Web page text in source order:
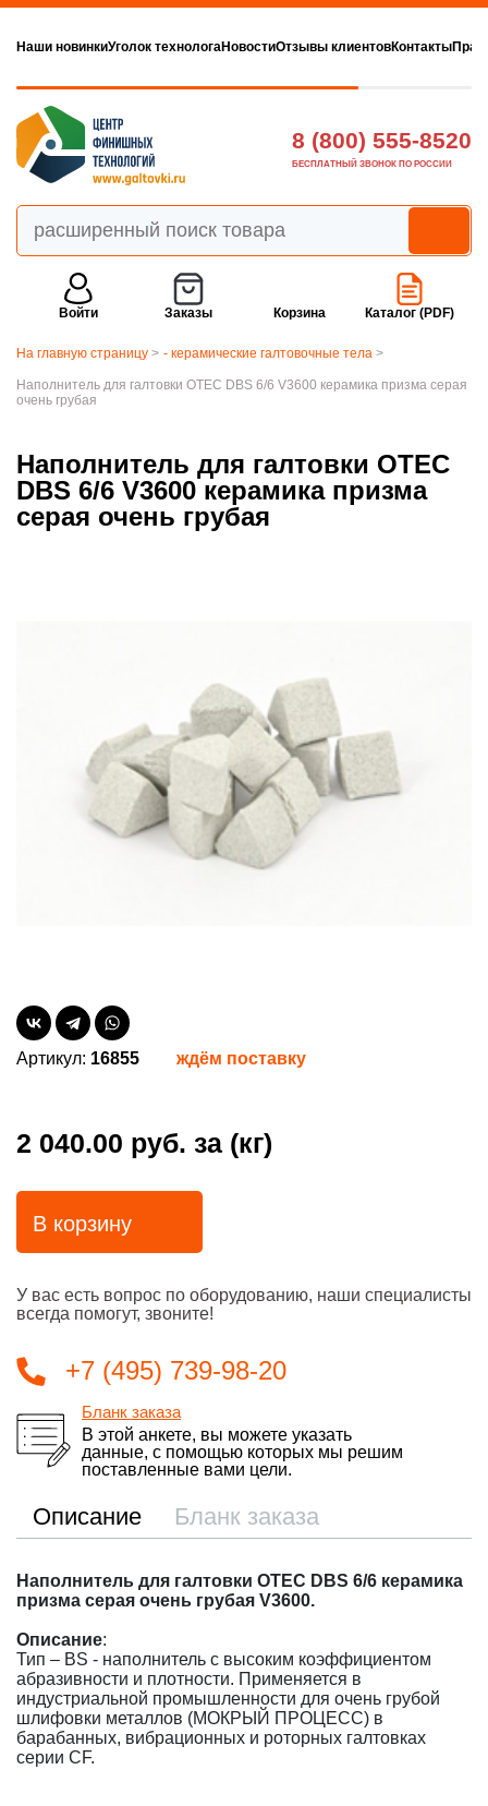
Наши новинкиУголок технологаНовостиОтзывы клиентовКонтакты
8 (800) 555-8520
БЕСПЛАТНЫЙ ЗВОНОК ПО РОССИИ
Войти Заказы Корзина Каталог (PDF)
На главную страницу > - керамические галтовочные тела >
Наполнитель для галтовки OTEC DBS 6/6 V3600 керамика призма серая
очень грубая
Наполнитель для галтовки OTEC
DBS 6/6 V3600 керамика призма
серая очень грубая
Артикул: 16855 ждём поставку
2 040.00 руб. за (кг)
В корзину
У вас есть вопрос по оборудованию, наши специалисты
всегда помогут, звоните!
+7 (495) 739-98-20
Бланк заказа
В этой анкете, вы можете указать
данные, с помощью которых мы решим
поставленные вами цели.
Описание Бланк заказа
Наполнитель для галтовки OTEC DBS 6/6 керамика
призма серая очень грубая V3600.
Описание:
Тип – BS - наполнитель с высоким коэффициентом
абразивности и плотности. Применяется в
индустриальной промышленности для очень грубой
шлифовки металлов (МОКРЫЙ ПРОЦЕСС) в
барабанных, вибрационных и роторных галтовках
серии CF.